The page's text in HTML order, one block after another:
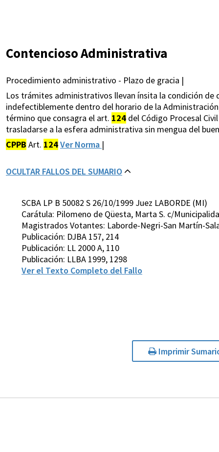
Contencioso Administrativa
Procedimiento administrativo - Plazo de gracia |
Los trámites administrativos llevan ínsita la condición de
indefectiblemente dentro del horario de la
término que consagra el art. 124 del Código Procesal
trasladarse a la esfera administrativa sin mengua del
CPPB Art. 124Ver Norma |
OCULTAR FALLOS DEL SUMARIO
SCBA LP B 50082 S 26/10/1999 Juez LABORDE (MI)
Carátula: Pilomeno de Qüesta, Marta S. c/
Magistrados Votantes: Laborde-Negri-San Martín-
Publicación: DJBA 157, 214
Publicación: LL 2000 A, 110
Publicación: LLBA 1999, 1298
Ver el Texto Completo del Fallo
Imprimir